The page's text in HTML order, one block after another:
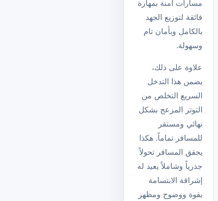
مسارات آمنة بمهارة
فائقة لتوزيع الجهد
بالكامل وبأمان تام
وسهولة.
علاوة على ذلك،
يضمن هذا التدخل
السريع التخلص من
التوتر المزعج بشكل
نهائي ومستقر
للمسافر تماماً. هكذا
يحقق المسافر تحولاً
جذرياً وشاملاً يعيد له
إشراقة الابتسامة
بقوة ووضوح ومظهر